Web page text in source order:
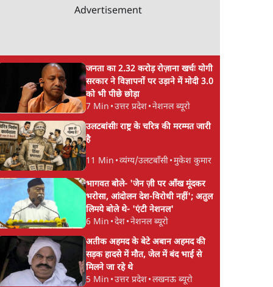
Advertisement
जनता का 2.32 करोड़ रोज़ाना खर्चः योगी
सरकार ने विज्ञापनों पर उड़ाने में मोदी 3.0
को भी पीछे छोड़ा
7 Min •उत्तर प्रदेश•नेशनल ब्यूरो
उलटबांसीः राष्ट्र के चरित्र की मरम्मत जारी
है
11 Min •व्यंग्य/उलटबाँसी•मुकेश कुमार
भागवत बोले- 'जेन ज़ी पर आँख मूंदकर
भरोसा, आंदोलन देश-विरोधी नहीं'; अतुल
लिमये बोले थे- 'एंटी नेशनल'
6 Min •देश•नेशनल ब्यूरो
अतीक अहमद के बेटे अबान अहमद की
सड़क हादसे में मौत, जेल में बंद भाई से
मिलने जा रहे थे
5 Min •उत्तर प्रदेश•लखनऊ ब्यूरो